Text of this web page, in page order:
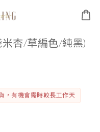
杏/草編色/純黑)
，有機會需時較長工作天